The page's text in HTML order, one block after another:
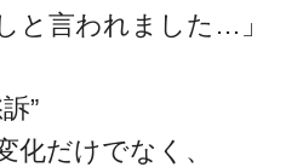
と言われました…」
”
化だけでなく、